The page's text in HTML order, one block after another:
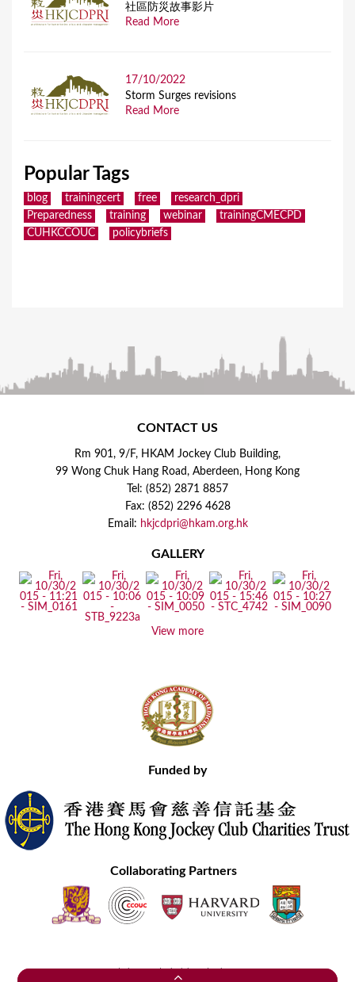
社區防災故事影片
Read More
17/10/2022
Storm Surges revisions
Read More
Popular Tags
blog trainingcert free
research_dpri
Preparedness
training webinar
trainingCMECPD
CUHKCCOUC
policybriefs
CONTACT US
Rm 901, 9/F, HKAM Jockey Club Building,
99 Wong Chuk Hang Road, Aberdeen, Hong Kong
Tel: (852) 2871 8857
Fax: (852) 2296 4628
Email: hkjcdpri@hkam.org.hk
GALLERY
View more
Funded by
Collaborating Partners